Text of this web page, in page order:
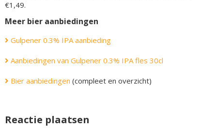
€1,49.
Meer bier aanbiedingen
Gulpener 0.3% IPA aanbieding
Aanbiedingen van Gulpener 0.3% IPA fles 30cl
Bier aanbiedingen (compleet en overzicht)
Reactie plaatsen